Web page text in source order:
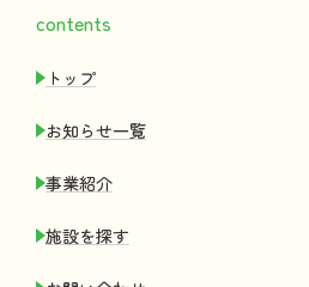
contents
トップ
お知 らせ一覧
事業紹介
施設を探す